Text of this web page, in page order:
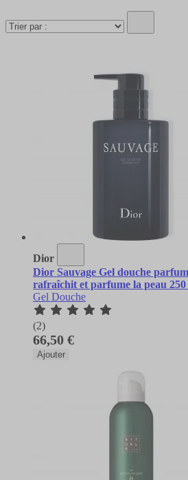
Dior
Dior Sauvage Gel douche
rafraîchit et parfume la peau
Gel Douche
(2)
66,50 €
Ajouter